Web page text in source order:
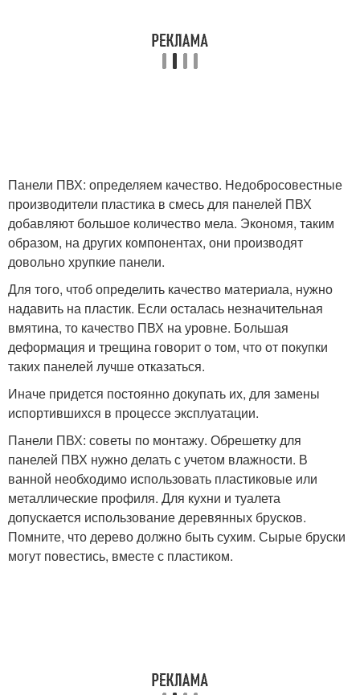
Панели ПВХ: определяем качество. Недобросовестные
производители пластика в смесь для панелей ПВХ
добавляют большое количество мела. Экономя, таким
образом, на других компонентах, они производят
довольно хрупкие панели.
Для того, чтоб определить качество материала, нужно
надавить на пластик. Если осталась незначительная
вмятина, то качество ПВХ на уровне. Большая
деформация и трещина говорит о том, что от покупки
таких панелей лучше отказаться.
Иначе придется постоянно докупать их, для замены
испортившихся в процессе эксплуатации.
Панели ПВХ: советы по монтажу. Обрешетку для
панелей ПВХ нужно делать с учетом влажности. В
ванной необходимо использовать пластиковые или
металлические профиля. Для кухни и туалета
допускается использование деревянных брусков.
Помните, что дерево должно быть сухим. Сырые бруски
могут повестись, вместе с пластиком.